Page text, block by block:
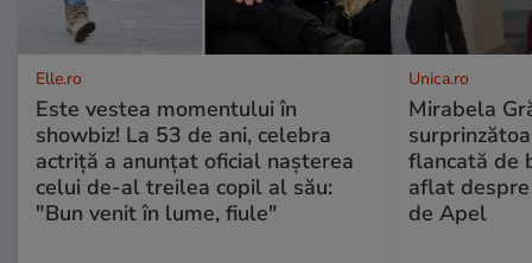
Elle.ro
Este vestea momentului în
showbiz! La 53 de ani, celebra
actriță a anunțat oficial nașterea
celui de-al treilea copil al său:
"Bun venit în lume, fiule"
Unica.ro
Mirabela
flancată de
aflat
de Apel